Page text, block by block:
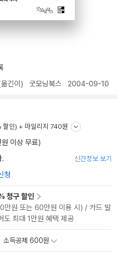
긴이) 굿모닝북스 2004-09-10
할인) + 마일리지 740원
이상 무료)
.
신간정보 보기
청
청구 할인
만원 또는 60만원 이용 시) / 카드 발
도 최대 1만원 혜택 제공
소득공제 600원